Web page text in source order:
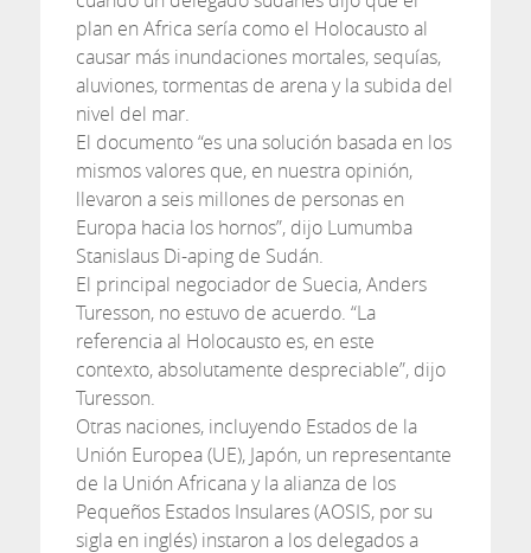
plan en Africa sería como el Holocausto al
causar más inundaciones mortales, sequías,
aluviones, tormentas de arena y la subida del
nivel del mar.
El documento “es una solución basada en los
mismos valores que, en nuestra opinión,
llevaron a seis millones de personas en
Europa hacia los hornos”, dijo Lumumba
Stanislaus Di-aping de Sudán.
El principal negociador de Suecia, Anders
Turesson, no estuvo de acuerdo. “La
referencia al Holocausto es, en este
contexto, absolutamente despreciable”, dijo
Turesson.
Otras naciones, incluyendo Estados de la
Unión Europea (UE), Japón, un representante
de la Unión Africana y la alianza de los
Pequeños Estados Insulares (AOSIS, por su
sigla en inglés) instaron a los delegados a